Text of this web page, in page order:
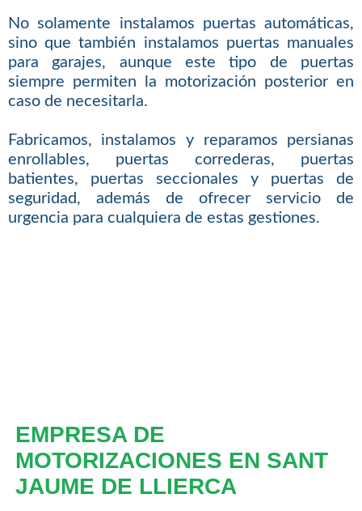
No solamente instalamos puertas automáticas,
sino que también instalamos puertas manuales
para garajes, aunque este tipo de puertas
siempre permiten la motorización posterior en
caso de necesitarla.
Fabricamos, instalamos y reparamos persianas
enrollables, puertas correderas, puertas
batientes, puertas seccionales y puertas de
seguridad, además de ofrecer servicio de
urgencia para cualquiera de estas gestiones.
EMPRESA DE
MOTORIZACIONES EN SANT
JAUME DE LLIERCA